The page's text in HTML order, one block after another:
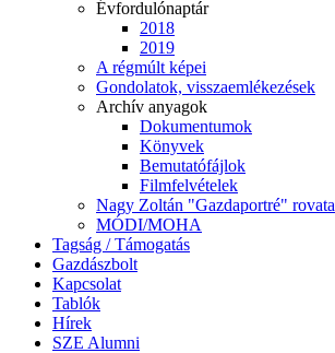
Évfordulónaptár
2018
2019
A régmúlt képei
Gondolatok, visszaemlékezések
Archív anyagok
Dokumentumok
Könyvek
Bemutatófájlok
Filmfelvételek
Nagy Zoltán "Gazdaportré" rovata
MÓDI/MOHA
Tagság / Támogatás
Gazdászbolt
Kapcsolat
Tablók
Hírek
SZE Alumni